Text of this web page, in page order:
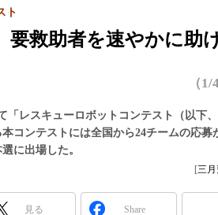
IIFES
TECHNO-FRONTIER
人テク展
日本ものづくりワールド
VR／AR
フィールドサービス
組み込みモデリング
FA
モビリティ
要救助者を速やかに助
ト
（
「レスキューロボットコンテスト（以下
コンテストには全国から24チームの応募
に出場した。
[三
見る Share